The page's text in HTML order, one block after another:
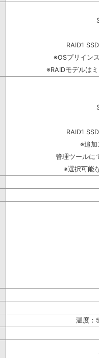
RAID1
※OSプリイン
※RAIDモデルは
RAID1
※追加
管理ツールに
※選択可能
温度：